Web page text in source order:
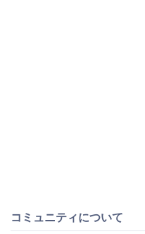
コミュニティについて